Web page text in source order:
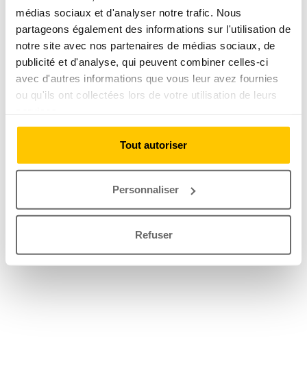
médias sociaux et d'analyser notre trafic. Nous
partageons également des informations sur l'utilisation de
notre site avec nos partenaires de médias sociaux, de
publicité et d'analyse, qui peuvent combiner celles-ci
avec d'autres informations que vous leur avez fournies
ou qu'ils ont collectées lors de votre utilisation de leurs
Tout autoriser
Personnaliser
Refuser